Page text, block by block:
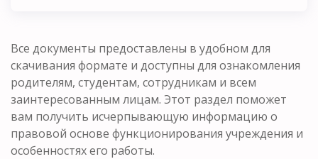
Все документы предоставлены в удобном для
скачивания формате и доступны для ознакомления
родителям, студентам, сотрудникам и всем
заинтересованным лицам. Этот раздел поможет
вам получить исчерпывающую информацию о
правовой основе функционирования учреждения и
особенностях его работы.